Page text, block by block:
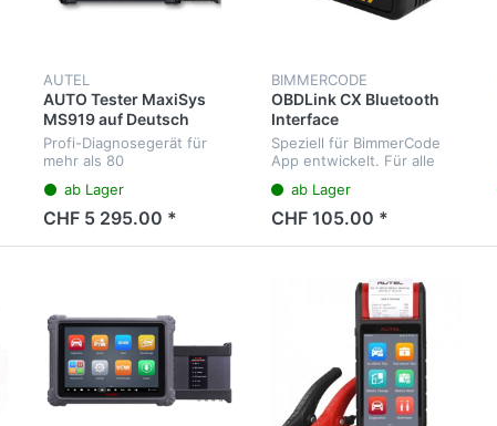
AUTEL
AUTO Tester MaxiSys
MS919 auf Deutsch
Profi-Diagnosegerät für
mehr als 80
aller Steuergeräte, Service-
Intervalle, 4-Kanal-
Wellenformgenerator,
ab Lager
CHF 5 295.00 *
BIMMERCODE
OBDLink CX Bluetooth
Interface
Speziell für BimmerCode
App entwickelt. Für alle
Fahrzeuge.
ab Lager
CHF 105.00 *